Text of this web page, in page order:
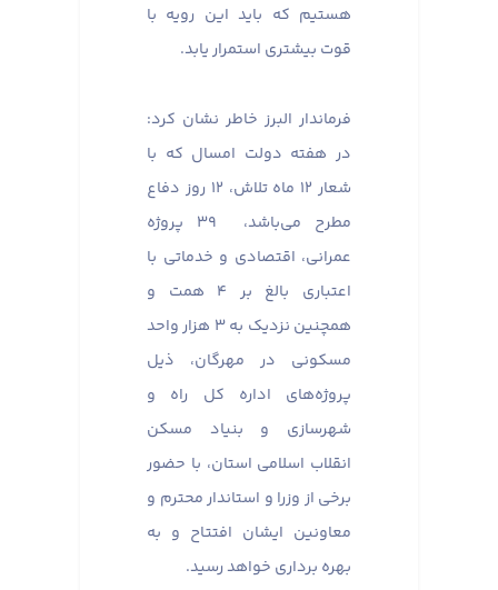
هستیم که باید این رویه با
قوت بیشتری استمرار یابد.
فرماندار البرز خاطر نشان کرد:
در هفته دولت امسال که با
شعار ۱۲ ماه تلاش، ۱۲ روز دفاع
مطرح می‌باشد، ۳۹ پروژه
عمرانی، اقتصادی و خدماتی با
اعتباری بالغ بر ۴ همت و
همچنین نزدیک به ۳ هزار واحد
مسکونی در مهرگان، ذیل
پروژه‌های اداره کل راه و
شهرسازی و بنیاد مسکن
انقلاب اسلامی استان، با حضور
برخی از وزرا و استاندار محترم و
معاونین ایشان افتتاح و به
بهره برداری خواهد رسید.